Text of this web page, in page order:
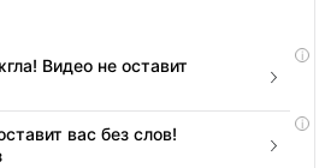
i
Видео не оставит
i
вас без слов!